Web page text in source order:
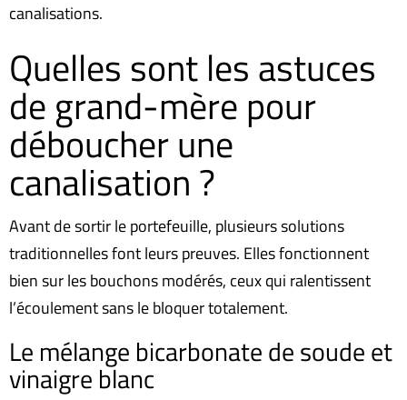
canalisations.
Quelles sont les astuces
de grand-mère pour
déboucher une
canalisation ?
Avant de sortir le portefeuille, plusieurs solutions
traditionnelles font leurs preuves. Elles fonctionnent
bien sur les bouchons modérés, ceux qui ralentissent
l’écoulement sans le bloquer totalement.
Le mélange bicarbonate de soude et
vinaigre blanc